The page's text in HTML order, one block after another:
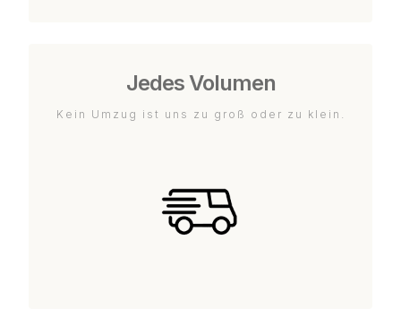
Jedes Volumen
Kein Umzug ist uns zu groß oder zu klein.